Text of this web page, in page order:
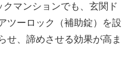
マンションでも、玄関ド
ツーロック（補助錠）を設
せ、諦めさせる効果が高ま